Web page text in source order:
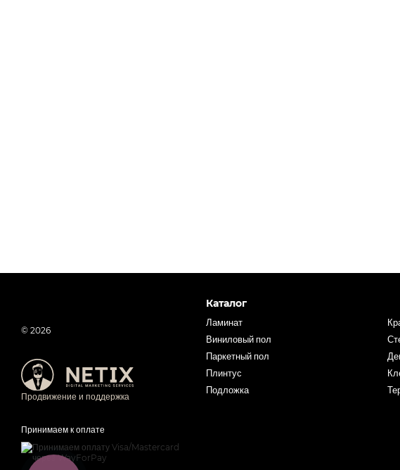
© 2026
Продвижение и поддержка
Принимаем к оплате
Каталог
Ламинат
Виниловый пол
Паркетный пол
Плинтус
Подложка